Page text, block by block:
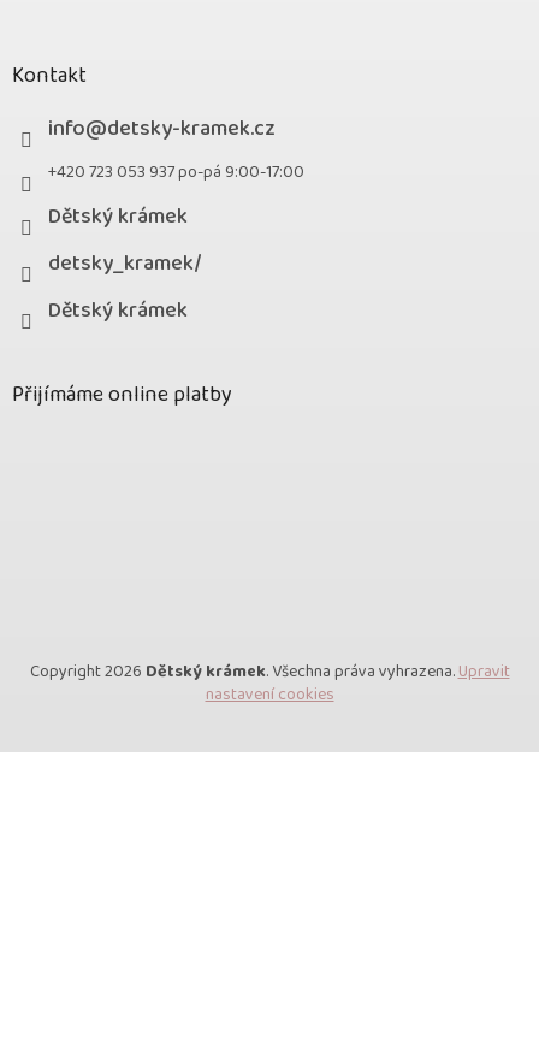
Kontakt
info@detsky-kramek.cz
+420 723 053 937 po-pá 9:00-17:00
Dětský krámek
detsky_kramek/
Dětský krámek
Přijímáme online platby
Copyright 2026 Dětský krámek. Všechna práva vyhrazena.Upravit
nastavení cookies